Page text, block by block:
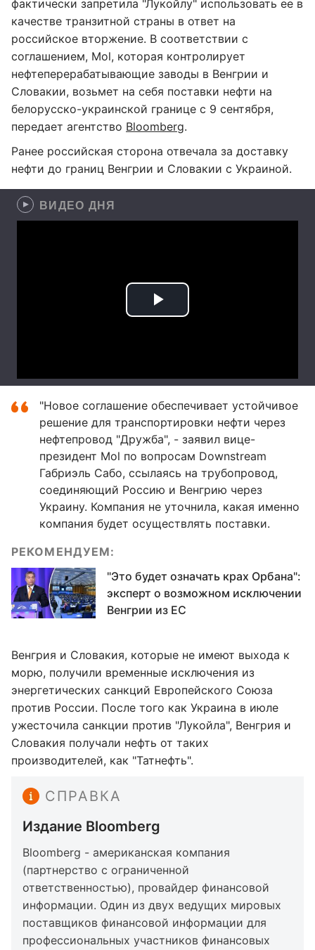
фактически запретила "Лукойлу" использовать ее в
качестве транзитной страны в ответ на
российское вторжение. В соответствии с
соглашением, Mol, которая контролирует
нефтеперерабатывающие заводы в Венгрии и
Словакии, возьмет на себя поставки нефти на
белорусско-украинской границе с 9 сентября,
передает агентство Bloomberg.
Ранее российская сторона отвечала за доставку
нефти до границ Венгрии и Словакии с Украиной.
ВИДЕО ДНЯ
"Новое соглашение обеспечивает устойчивое
решение для транспортировки нефти через
нефтепровод "Дружба", - заявил вице-
президент Mol по вопросам Downstream
Габриэль Сабо, ссылаясь на трубопровод,
соединяющий Россию и Венгрию через
Украину. Компания не уточнила, какая именно
компания будет осуществлять поставки.
РЕКОМЕНДУЕМ:
"Это будет означать крах Орбана":
эксперт о возможном исключении
Венгрии из ЕС
Венгрия и Словакия, которые не имеют выхода к
морю, получили временные исключения из
энергетических санкций Европейского Союза
против России. После того как Украина в июле
ужесточила санкции против "Лукойла", Венгрия и
Словакия получали нефть от таких
производителей, как "Татнефть".
СПРАВКА
Издание Bloomberg
Bloomberg - американская компания
(партнерство с ограниченной
ответственностью), провайдер финансовой
информации. Один из двух ведущих мировых
поставщиков финансовой информации для
профессиональных участников финансовых